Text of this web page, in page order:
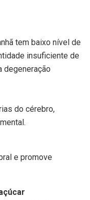
tem baixo nível de
insuficiente de
degeneração
do cérebro,
e promove